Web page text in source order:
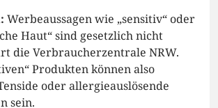
Werbeaussagen wie „sensitiv“ oder
Haut“ sind gesetzlich nicht
die Verbraucherzentrale NRW.
Produkten können also
oder allergieauslösende
sein.